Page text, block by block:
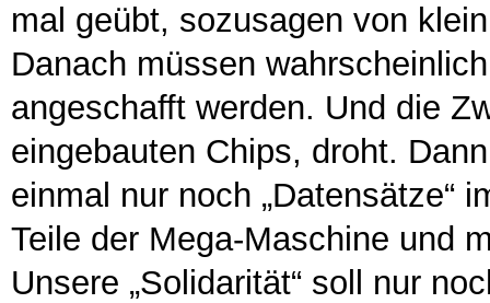
mal geübt, sozusagen von
Danach müssen
angeschafft werden. Und die
eingebauten Chips, droht.
einmal nur noch „Datensätze“
Teile der Mega-Maschine und
Unsere „Solidarität“ soll nur